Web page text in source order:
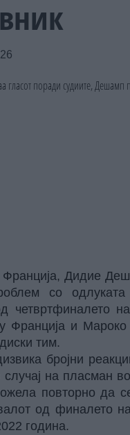
Франција, Дидие
со
четвртфиналето
Франција и
тим.
бројни
случај на пласман
повторно да
од финалето
година.